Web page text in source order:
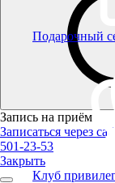
Запись на приём
Записаться через
501-23-53
Закрыть
Подарочный
Клуб